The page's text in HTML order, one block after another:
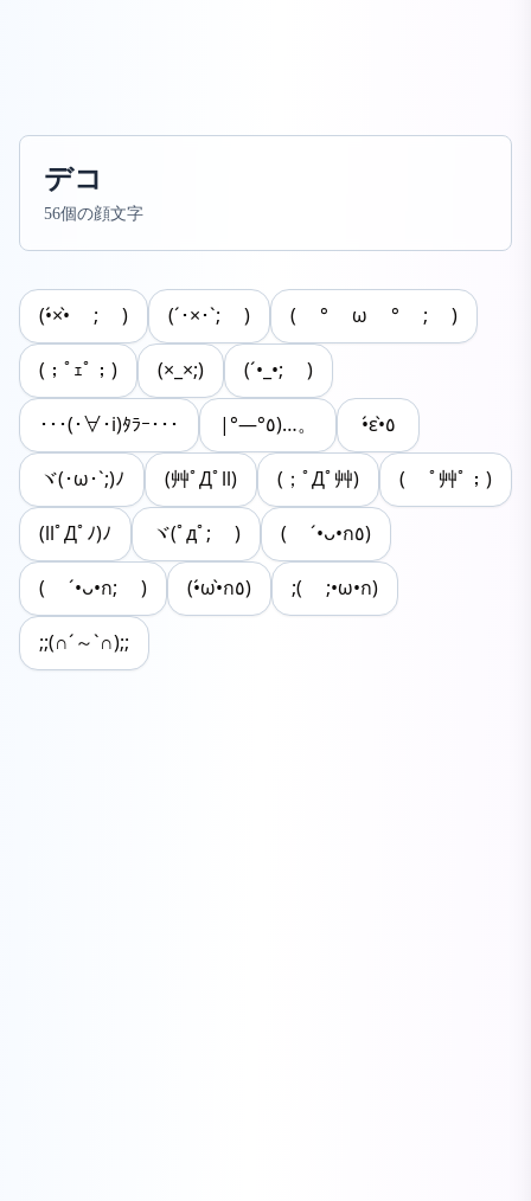
デコ
56個の顔文字
(•́×•̀ ; ) (´･×･`; ) ( ° ω ° ; )
(；ﾟｪﾟ；) (×_×;) (´•_•; )
･･･(･∀･i)ﾀﾗｰ･･･ |°―°٥)…。 •́ε•̀٥
ヾ(･ω･`;)ﾉ (艸ﾟДﾟll) (；ﾟДﾟ艸) ( ﾟ艸ﾟ；)
(llﾟДﾟﾉ)ﾉ ヾ(ﾟдﾟ; ) ( ´•ᴗ•ก٥)
( ´•ᴗ•ก; ) (•́ω•̀ก٥) ;( ;•ω•ก)
;;(∩´～`∩);;